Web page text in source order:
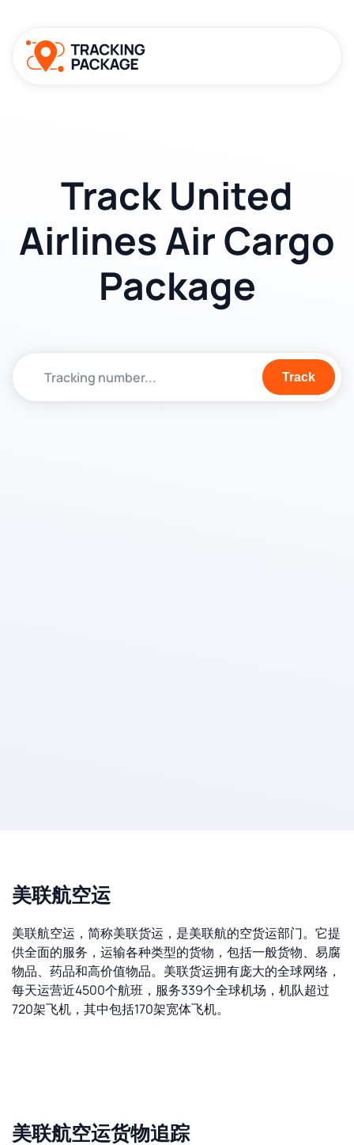
Track United
Airlines Air Cargo
Package
Track
美联航空运
美联航空运，简称美联货运，是美联航的空货运部门。它提
供全面的服务，运输各种类型的货物，包括一般货物、易腐
物品、药品和高价值物品。美联货运拥有庞大的全球网络，
每天运营近4500个航班，服务339个全球机场，机队超过
720架飞机，其中包括170架宽体飞机。
美联航空运货物追踪